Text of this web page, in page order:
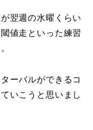
翌週の水曜くらい
値走といった練習
ーバルができるコ
いこうと思いまし